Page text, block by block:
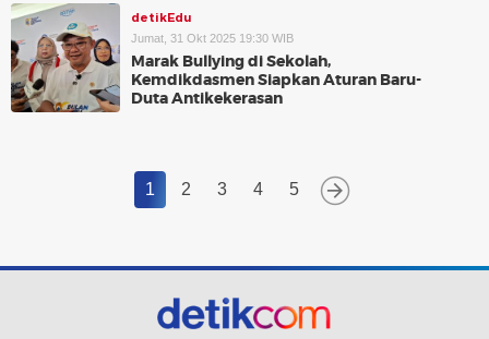
detikEdu
Jumat, 31 Okt 2025 19:30 WIB
Marak Bullying di Sekolah,
Kemdikdasmen Siapkan Aturan Baru-
Duta Antikekerasan
1 2 3 4 5